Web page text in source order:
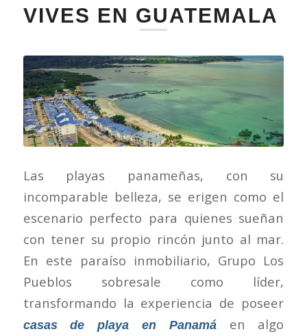
VIVES EN GUATEMALA
Las playas panameñas, con su
incomparable belleza, se erigen como el
escenario perfecto para quienes sueñan
con tener su propio rincón junto al mar.
En este paraíso inmobiliario, Grupo Los
Pueblos sobresale como líder,
transformando la experiencia de poseer
casas de playa en Panamáen algo